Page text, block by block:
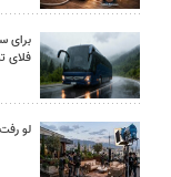
برای
فلای
لو